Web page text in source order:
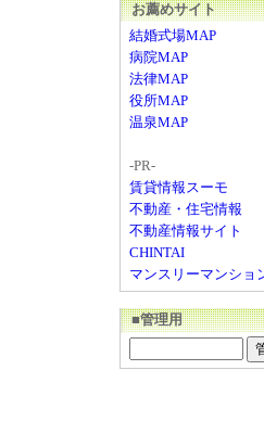
お薦めサイト
結婚式場MAP
病院MAP
法律MAP
役所MAP
温泉MAP
-PR-
賃貸情報スーモ
不動産・住宅情報
不動産情報サイト
CHINTAI
マンスリーマンショ
■管理用